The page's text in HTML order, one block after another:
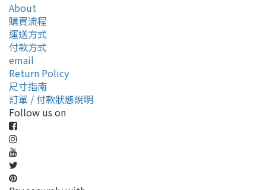
About
購買流程
運送方式
付款方式
email
Return Policy
尺寸指南
訂單 / 付款狀態說明
Follow us on